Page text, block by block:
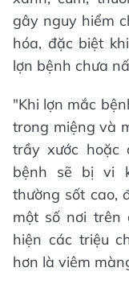
gây nguy hiểm
hóa, đặc biệt
lợn bệnh chưa
"Khi lợn mắc
trong miệng và
trầy xước hoặc
bệnh sẽ bị vi
thường sốt cao,
một số nơi trên
hiện các triệu
hơn là viêm